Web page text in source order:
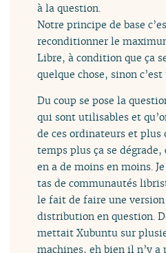
à la question.
Notre principe de base
reconditionner le
Libre, à condition que ça
quelque chose, sinon
Du coup se pose la
qui sont utilisables et
de ces ordinateurs et plus
temps plus ça se
en a de moins en moins.
tas de communautés
le fait de faire une
distribution en question.
mettait Xubuntu sur
machines, eh bien il n’y a